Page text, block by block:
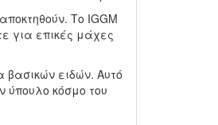
Το IGGM
για επικές μάχες
ειδών. Αυτό
ύπουλο κόσμο του